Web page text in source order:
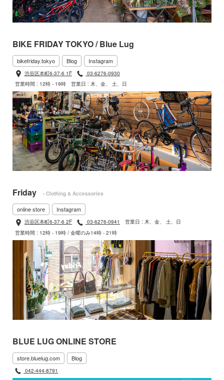
BIKE FRIDAY TOKYO / Blue Lug
bikefriday.tokyo Blog Instagram
渋谷区本町6-37-6 1F
03-6276-0930
営業時間 : 12時 - 19時
営業日 : 木、金、 土、日
Friday - Clothing & Accessories
online store Instagram
渋谷区本町6-37-6 2F 03-6276-0941
営業日 : 木、金、 土、日
営業時間 : 12時 - 19時 / 金曜のみ14時 - 21時
BLUE LUG ONLINE STORE
store.bluelug.com Blog
042-444-8791